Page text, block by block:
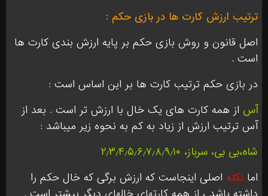
ترتیب ارزش کارت ها در بازی حکم :
اصل قانون و روش بازی حکم بر پایه ارزش بندی کارت ها
است .
در بازی حکم ترتیب کارت ها بر این اساس است :
آس از همه کارت های یک خال با ارزش تر است . بعد از
آس ترتیب ارزش از زیاد به کم به نحوه زیر میباشد :
شاه،بی بی، سرباز، ۲٫۳٫۴٫۵٫۶٫۷٫۸٫۹٫۱۰
اما نکته اصلی اینجاست که ارزش برگی که خال حکم را